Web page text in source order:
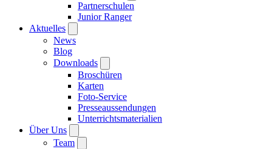
Partnerschulen
Junior Ranger
Aktuelles
News
Blog
Downloads
Broschüren
Karten
Foto-Service
Presseaussendungen
Unterrichtsmaterialien
Über Uns
Team